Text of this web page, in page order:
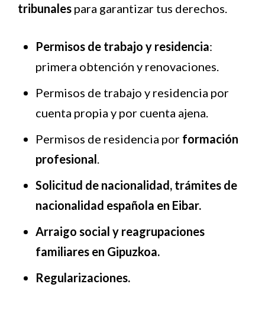
tribunales para garantizar tus derechos.
Permisos de trabajo y residencia:
primera obtención y renovaciones.
Permisos de trabajo y residencia por
cuenta propia y por cuenta ajena.
Permisos de residencia por formación
profesional
Solicitud de nacionalidad, trámites de
nacionalidad española en Eibar.
Arraigo social y reagrupaciones
familiares en Gipuzkoa.
Regularizaciones.